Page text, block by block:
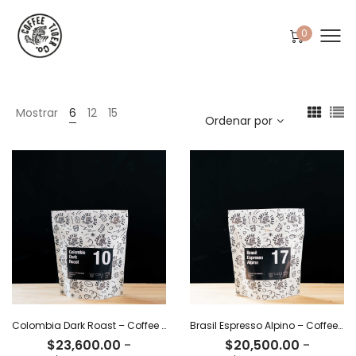
0
Mostrar 6 12 15 Ordenar por
Colombia Dark Roast – Coffee Tiger Co
$23,600.00 -
Brasil Espresso Alpino – Coffee Tiger Co
$20,500.00 -